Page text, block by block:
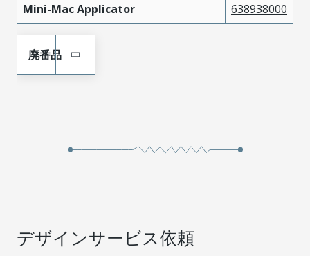
Mini-Mac Applicator 638938000
廃番品
デザインサービス依頼